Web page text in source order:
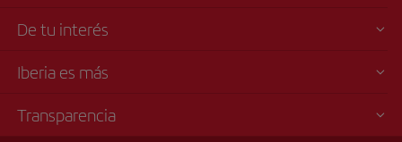
De tu interés
Iberia es más
Transparencia